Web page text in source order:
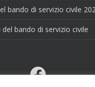
bando di servizio civile
del bando di servizio civile